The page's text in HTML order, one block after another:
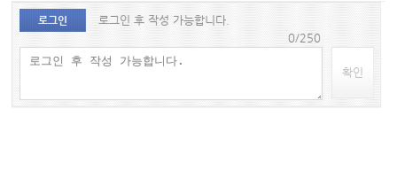
로그인
로그인 후 작성 가능합니다.
0/250
확인